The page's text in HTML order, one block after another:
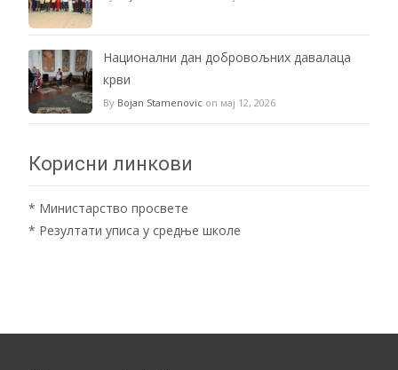
Национални дан добровољних давалаца
крви
By Bojan Stamenovic on мај 12, 2026
Корисни линкови
* Министарство просвете
* Резултати уписа у средње школе